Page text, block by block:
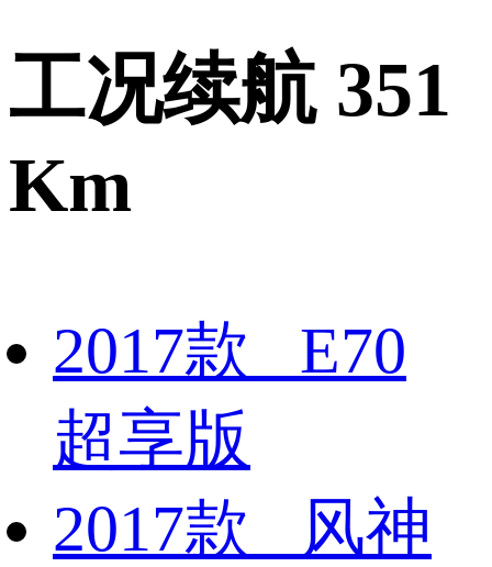
工况续航 351
Km
2017款 E70
超享版
2017款 风神